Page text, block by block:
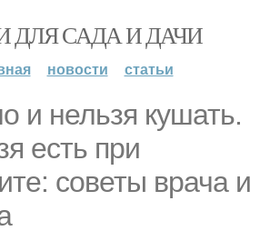
ДЛЯ САДА И ДАЧИ
новости статьи
и нельзя кушать.
есть при
советы врача и